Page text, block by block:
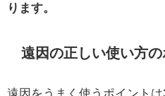
ります。
遠因の正しい使い方の
遠因をうまく使うポイントは